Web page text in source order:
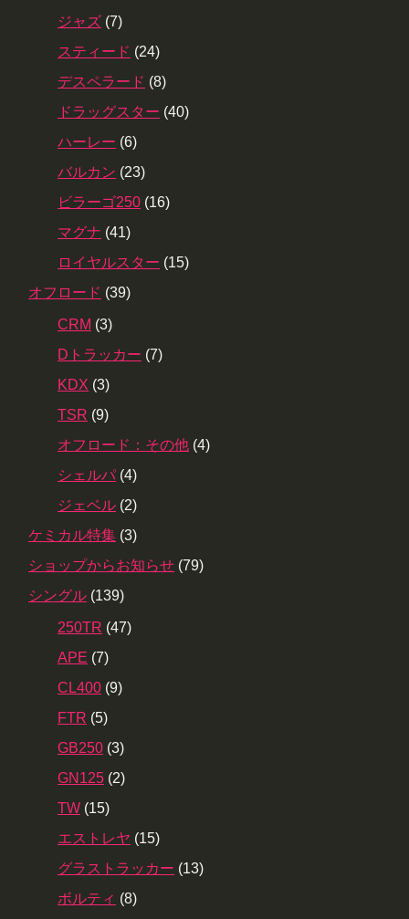
ジャズ (7)
スティード (24)
デスペラード (8)
ドラッグスター (40)
ハーレー (6)
バルカン (23)
ビラーゴ250 (16)
マグナ (41)
ロイヤルスター (15)
オフロード (39)
CRM (3)
Dトラッカー (7)
KDX (3)
TSR (9)
オフロード：その他 (4)
シェルパ (4)
ジェベル (2)
ケミカル特集 (3)
ショップからお知らせ (79)
シングル (139)
250TR (47)
APE (7)
CL400 (9)
FTR (5)
GB250 (3)
GN125 (2)
TW (15)
エストレヤ (15)
グラストラッカー (13)
ボルティ (8)